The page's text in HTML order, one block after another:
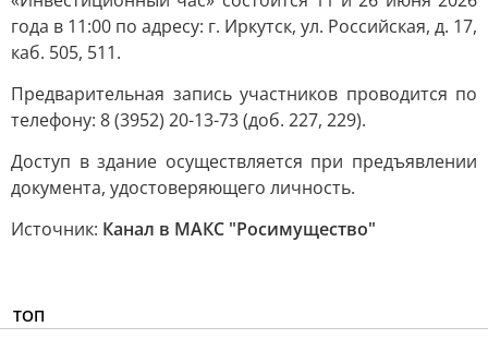
года в 11:00 по адресу: г. Иркутск, ул. Российская, д. 17,
каб. 505, 511.
Предварительная запись участников проводится по
телефону: 8 (3952) 20-13-73 (доб. 227, 229).
Доступ в здание осуществляется при предъявлении
документа, удостоверяющего личность.
Источник: Канал в МАКС "Росимущество"
ТОП